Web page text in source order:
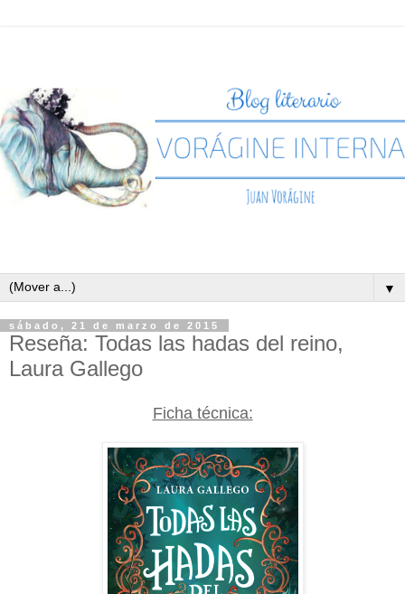
▼
sábado, 21 de marzo de 2015
Reseña: Todas las hadas del reino,
Laura Gallego
Ficha técnica: